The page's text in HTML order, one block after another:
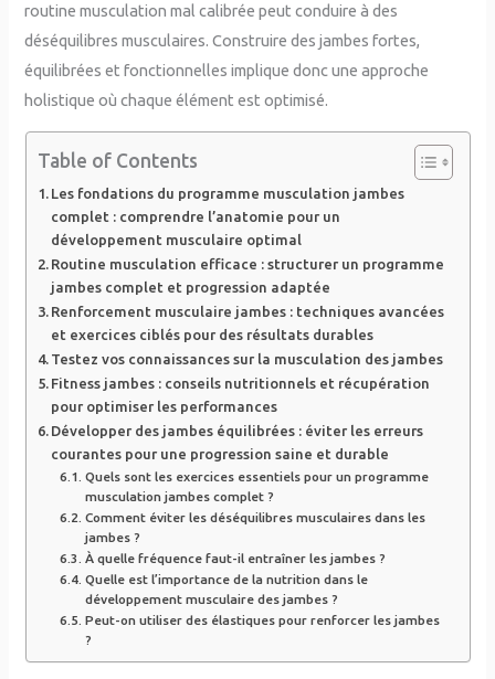
routine musculation mal calibrée peut conduire à des
déséquilibres musculaires. Construire des jambes fortes,
équilibrées et fonctionnelles implique donc une approche
holistique où chaque élément est optimisé.
Table of Contents
Les fondations du programme musculation jambes
complet : comprendre l’anatomie pour un
développement musculaire optimal
Routine musculation efficace : structurer un programme
jambes complet et progression adaptée
Renforcement musculaire jambes : techniques avancées
et exercices ciblés pour des résultats durables
Testez vos connaissances sur la musculation des jambes
Fitness jambes : conseils nutritionnels et récupération
pour optimiser les performances
Développer des jambes équilibrées : éviter les erreurs
courantes pour une progression saine et durable
Quels sont les exercices essentiels pour un programme
musculation jambes complet ?
Comment éviter les déséquilibres musculaires dans les
jambes ?
À quelle fréquence faut-il entraîner les jambes ?
Quelle est l’importance de la nutrition dans le
développement musculaire des jambes ?
Peut-on utiliser des élastiques pour renforcer les jambes
?